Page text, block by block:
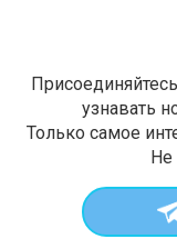
узнавать
Только самое
Не